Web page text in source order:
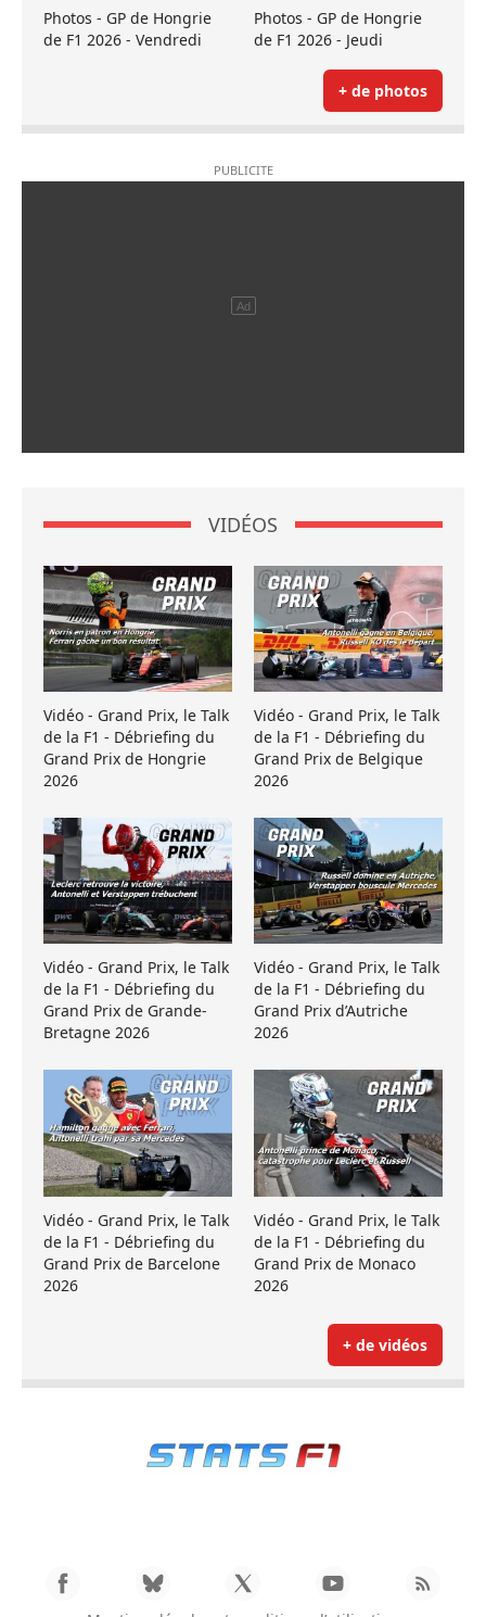
Photos - GP de Hongrie
de F1 2026 - Vendredi
Photos - GP de Hongrie
de F1 2026 - Jeudi
+ de photos
VIDÉOS
Vidéo - Grand Prix, le Talk
de la F1 - Débriefing du
Grand Prix de Hongrie
2026
Vidéo - Grand Prix, le Talk
de la F1 - Débriefing du
Grand Prix de Belgique
2026
Vidéo - Grand Prix, le Talk
de la F1 - Débriefing du
Grand Prix de Grande-
Bretagne 2026
Vidéo - Grand Prix, le Talk
de la F1 - Débriefing du
Grand Prix d’Autriche
2026
Vidéo - Grand Prix, le Talk
de la F1 - Débriefing du
Grand Prix de Barcelone
2026
Vidéo - Grand Prix, le Talk
de la F1 - Débriefing du
Grand Prix de Monaco
2026
+ de vidéos